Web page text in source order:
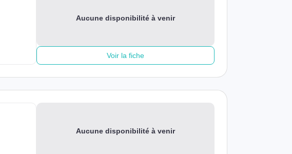
Aucune disponibilité à venir
Voir la fiche
Aucune disponibilité à venir